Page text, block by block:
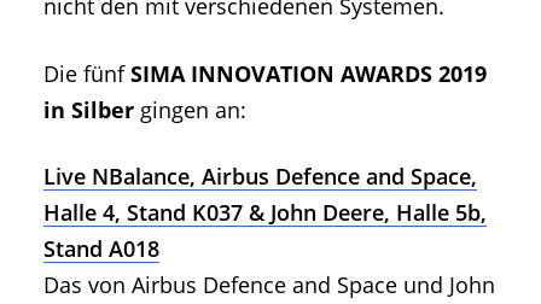
nicht den mit verschiedenen Systemen.
Die fünfSIMA INNOVATION AWARDS 2019
in Silber gingen an:
Live NBalance, Airbus Defence and Space,
Halle 4, Stand K037 & John Deere, Halle 5b,
Stand A018
Das von Airbus Defence and Space und John